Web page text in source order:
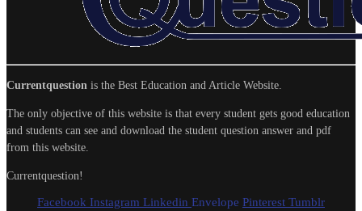
Currentquestion is the Best Education and Article Website.
The only objective of this website is that every student gets good education
and students can see and download the student question answer and pdf
from this website.
Currentquestion!
Facebook Instagram Linkedin Envelope Pinterest Tumblr